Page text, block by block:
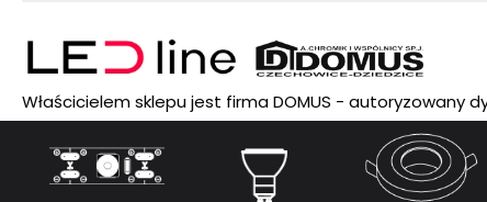
Właścicielem sklepu jest firma DOMUS - autoryzowany